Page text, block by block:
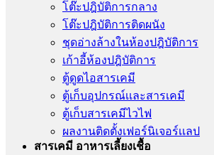
โต๊ะปฎิบัติการกลาง
โต๊ะปฎิบัติการติดผนัง
ชุดอ่างล้างในห้องปฎิบัติการ
เก้าอี้ห้องปฎิบัติการ
ตู้ดูดไอสารเคมี
ตู้เก็บอุปกรณ์เเละสารเคมี
ตู้เก็บสารเคมีไวไฟ
ผลงานติดตั้งเฟอร์นิเจอร์เเลป
สารเคมี อาหารเลี้ยงเชื้อ